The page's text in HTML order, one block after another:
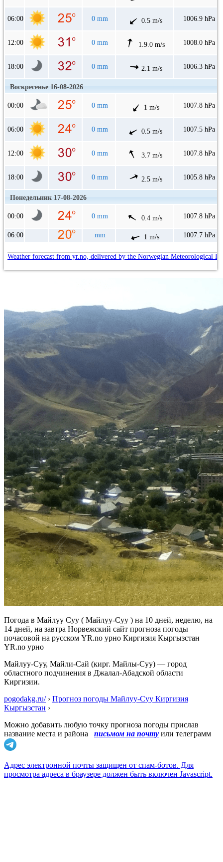
06:00 0 mm 0.5 m/s 1006.9 hPa
12:00 0 mm 1.9.0 m/s 1008.0 hPa
18:00 0 mm 2.1 m/s 1006.3 hPa
Воскресенье 16-08-2026
00:00 0 mm 1 m/s 1007.8 hPa
06:00 0 mm 0.5 m/s 1007.5 hPa
12:00 0 mm 3.7 m/s 1007.8 hPa
18:00 0 mm 2.5 m/s 1005.8 hPa
Понедельник 17-08-2026
00:00 0 mm 0.4 m/s 1007.8 hPa
06:00 mm 1 m/s 1007.7 hPa
Weather forecast from yr.no, delivered by the Norwegian Meteorological
Погода в Майлуу Суу ( Майлуу-Суу ) на 10 дней, неделю, на
14 дней, на завтра Норвежский сайт прогноза погоды
почасовой на русском YR.no урно Киргизия Кыргызстан
YR.no урно
Майлуу-Суу, Майли-Сай (кирг. Майлы-Суу) — город
областного подчинения в Джалал-Абадской области
Киргизии.
pogodakg.ru/› Прогноз погоды Майлуу-Суу Киргизия
Кыргызстан ›
Можно добавить любую точку прогноза погоды прислав
название места и района
письмом на почту или телеграмм
Адрес электронной почты защищен от спам-ботов. Для
просмотра адреса в браузере должен быть включен Javascript.